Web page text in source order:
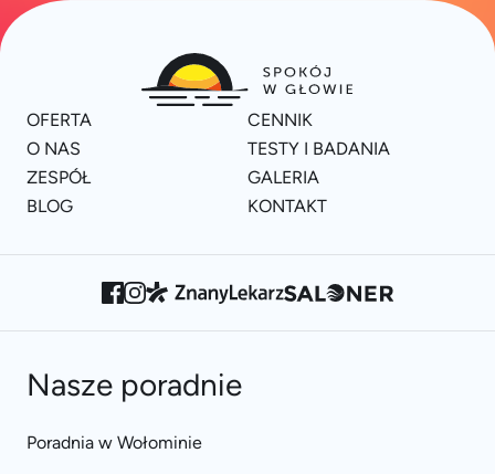
OFERTA
CENNIK
O NAS
TESTY I BADANIA
ZESPÓŁ
GALERIA
BLOG
KONTAKT
Nasze poradnie
Poradnia w Wołominie